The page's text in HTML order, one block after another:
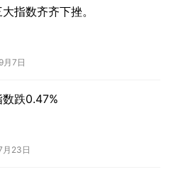
指数齐齐下挫。
月7日
数跌0.47%
月23日